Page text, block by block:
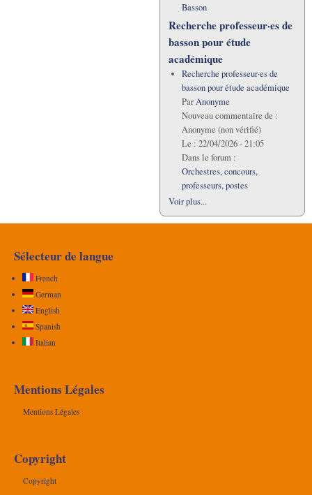
Basson
Recherche professeur·es de
basson pour étude
académique
Recherche professeur·es de
basson pour étude académique
ParAnonyme
Nouveau commentaire de :
Anonyme (non vérifié)
Le : 22/04/2026 - 21:05
Dans le forum :
Orchestres, concours,
professeurs, postes
Voir plus...
Sélecteur de langue
French
German
English
Spanish
Italian
Mentions Légales
Mentions Légales
Copyright
Copyright